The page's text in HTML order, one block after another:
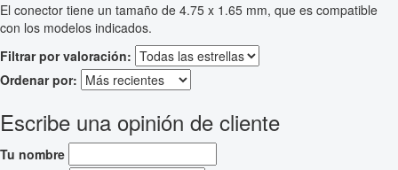
El conector tiene un tamaño de 4.75 x 1.65 mm, que es compatible
con los modelos indicados.
Filtrar por valoración:
Ordenar por:
Escribe una opinión de cliente
Tu nombre